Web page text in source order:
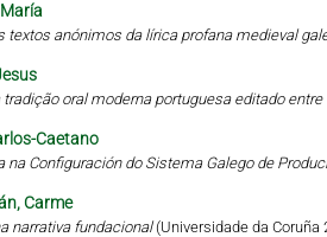
textos anónimos da lírica profana medieval
oral moderna portuguesa editado entre
Caetano
na Configuración do Sistema Galego de
Carme
narrativa fundacional(Universidade da Coruña